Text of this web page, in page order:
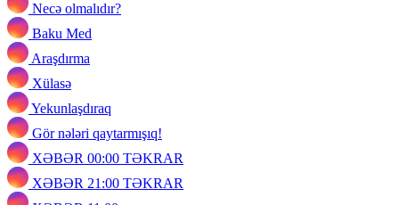
Necə olmalıdır?
Baku Med
Araşdırma
Xülasə
Yekunlaşdıraq
Gör nələri qaytarmışıq!
XƏBƏR 00:00 TƏKRAR
XƏBƏR 21:00 TƏKRAR